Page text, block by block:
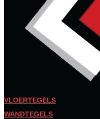
VLOERTEGELS
WANDTEGELS